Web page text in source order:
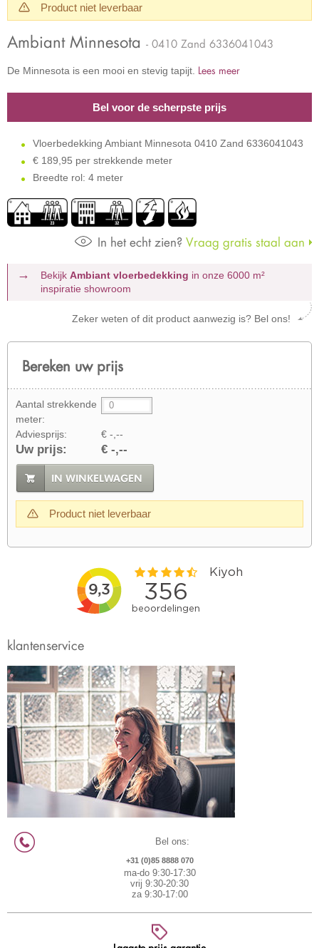
Product niet leverbaar
Ambiant Minnesota - 0410 Zand 6336041043
De Minnesota is een mooi en stevig tapijt. Lees meer
Bel voor de scherpste prijs
Vloerbedekking Ambiant Minnesota 0410 Zand 6336041043
€ 189,95 per strekkende meter
Breedte rol: 4 meter
In het echt zien? Vraag gratis staal aan
Bekijk Ambiant vloerbedekking in onze 6000 m²
inspiratie showroom
Zeker weten of dit product aanwezig is? Bel ons!
Bereken uw prijs
Aantal strekkende
meter:
Adviesprijs:
€ -,--
Uw prijs: € -,--
IN WINKELWAGEN
Product niet leverbaar
klantenservice
Bel ons:
+31 (0)85 8888 070
ma-do 9:30-17:30
vrij 9:30-20:30
za 9:30-17:00